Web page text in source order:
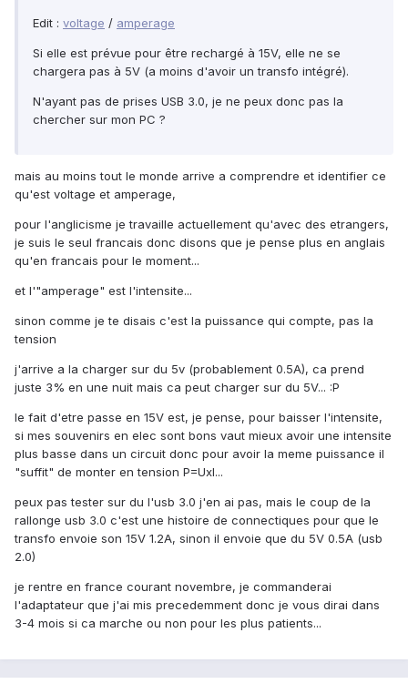
Edit : voltage / amperage
Si elle est prévue pour être rechargé à 15V, elle ne se
chargera pas à 5V (a moins d'avoir un transfo intégré).
N'ayant pas de prises USB 3.0, je ne peux donc pas la
chercher sur mon PC ?
mais au moins tout le monde arrive a comprendre et identifier ce
qu'est voltage et amperage,
pour l'anglicisme je travaille actuellement qu'avec des etrangers,
je suis le seul francais donc disons que je pense plus en anglais
qu'en francais pour le moment...
et l'"amperage" est l'intensite...
sinon comme je te disais c'est la puissance qui compte, pas la
tension
j'arrive a la charger sur du 5v (probablement 0.5A), ca prend
juste 3% en une nuit mais ca peut charger sur du 5V... :P
le fait d'etre passe en 15V est, je pense, pour baisser l'intensite,
si mes souvenirs en elec sont bons vaut mieux avoir une intensite
plus basse dans un circuit donc pour avoir la meme puissance il
"suffit" de monter en tension P=UxI...
peux pas tester sur du l'usb 3.0 j'en ai pas, mais le coup de la
rallonge usb 3.0 c'est une histoire de connectiques pour que le
transfo envoie son 15V 1.2A, sinon il envoie que du 5V 0.5A (usb
2.0)
je rentre en france courant novembre, je commanderai
l'adaptateur que j'ai mis precedemment donc je vous dirai dans
3-4 mois si ca marche ou non pour les plus patients...